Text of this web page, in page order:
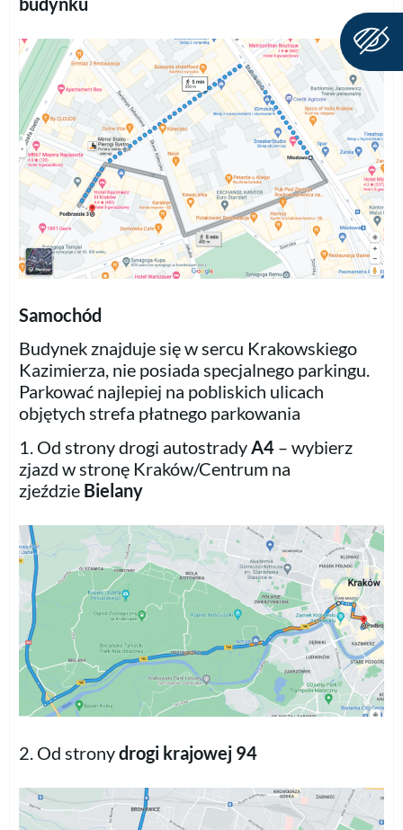
Samochód
Budynek znajduje się w sercu Krakowskiego
Kazimierza, nie posiada specjalnego parkingu.
Parkować najlepiej na pobliskich ulicach
objętych strefa płatnego parkowania
1. Od strony drogi autostradyA4 – wybierz
zjazd w stronę Kraków/Centrum na
zjeździe Bielany
2. Od stronydrogi krajowej 94